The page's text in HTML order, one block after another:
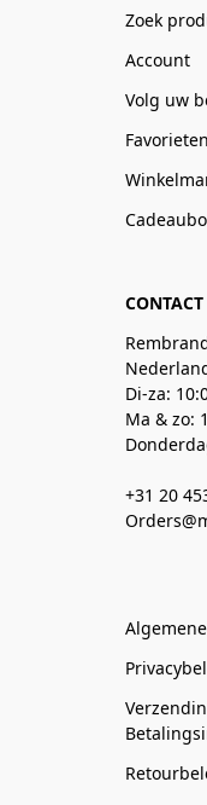
Zoek
Account
Volg uw
Favorieten
CONTACT
Di-za:
Ma & zo:
+31 20